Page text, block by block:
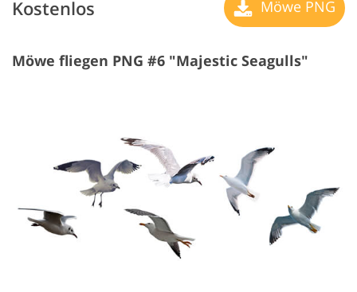
Kostenlos Möwe PNG
Möwe fliegen PNG #6 "Majestic Seagulls"